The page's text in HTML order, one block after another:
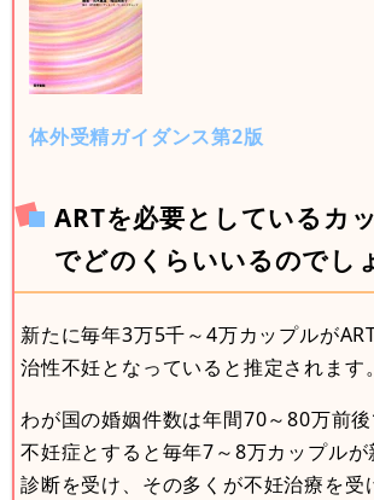
体外受精ガイダンス第2版
ARTを必要としているカ
でどのくらいいるのでし
新たに毎年3万5千～4万カップルが
治性不妊となっていると推定されます。
わが国の婚姻件数は年間70～80万前
不妊症とすると毎年7～8万カップル
診断を受け、その多くが不妊治療を受